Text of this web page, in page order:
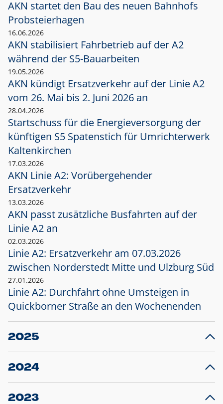
AKN startet den Bau des neuen Bahnhofs
Probsteierhagen
16.06.2026
AKN stabilisiert Fahrbetrieb auf der A2
während der S5-Bauarbeiten
19.05.2026
AKN kündigt Ersatzverkehr auf der Linie A2
vom 26. Mai bis 2. Juni 2026 an
28.04.2026
Startschuss für die Energieversorgung der
künftigen S5 Spatenstich für Umrichterwerk
Kaltenkirchen
17.03.2026
AKN Linie A2: Vorübergehender
Ersatzverkehr
13.03.2026
AKN passt zusätzliche Busfahrten auf der
Linie A2 an
02.03.2026
Linie A2: Ersatzverkehr am 07.03.2026
zwischen Norderstedt Mitte und Ulzburg Süd
27.01.2026
Linie A2: Durchfahrt ohne Umsteigen in
Quickborner Straße an den Wochenenden
2025
23.12.2025
Projekt S5: Start der Bauarbeiten am
2024
10.12.2024
Großprojekt S5: Sperrung der Bahnstraße in
2023